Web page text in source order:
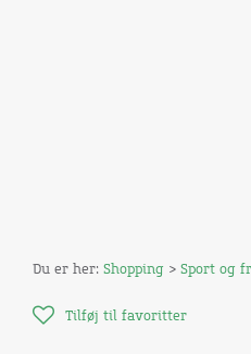
Du er her: Shopping > Sport og
Tilføj til favoritter